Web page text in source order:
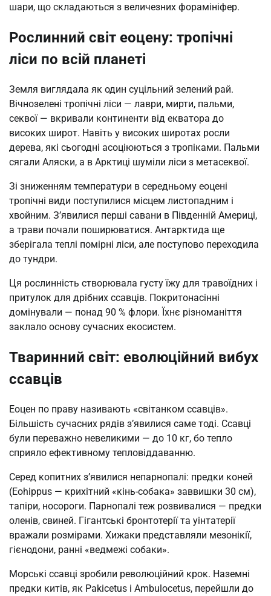
шари, що складаються з величезних форамініфер.
Рослинний світ еоцену: тропічні
ліси по всій планеті
Земля виглядала як один суцільний зелений рай.
Вічнозелені тропічні ліси — лаври, мирти, пальми,
секвої — вкривали континенти від екватора до
високих широт. Навіть у високих широтах росли
дерева, які сьогодні асоціюються з тропіками. Пальми
сягали Аляски, а в Арктиці шуміли ліси з метасеквої.
Зі зниженням температури в середньому еоцені
тропічні види поступилися місцем листопадним і
хвойним. З’явилися перші савани в Південній Америці,
а трави почали поширюватися. Антарктида ще
зберігала теплі помірні ліси, але поступово переходила
до тундри.
Ця рослинність створювала густу їжу для травоїдних і
притулок для дрібних ссавців. Покритонасінні
домінували — понад 90 % флори. Їхнє різноманіття
заклало основу сучасних екосистем.
Тваринний світ: еволюційний вибух
ссавців
Еоцен по праву називають «світанком ссавців».
Більшість сучасних рядів з’явилися саме тоді. Ссавці
були переважно невеликими — до 10 кг, бо тепло
сприяло ефективному тепловіддаванню.
Серед копитних з’явилися непарнопалі: предки коней
(Eohippus — крихітний «кінь-собака» заввишки 30 см),
тапіри, носороги. Парнопалі теж розвивалися — предки
оленів, свиней. Гігантські бронтотерії та уінтатерії
вражали розмірами. Хижаки представляли мезонікії,
гієнодони, ранні «ведмежі собаки».
Морські ссавці зробили революційний крок. Наземні
предки китів, як Pakicetus і Ambulocetus, перейшли до